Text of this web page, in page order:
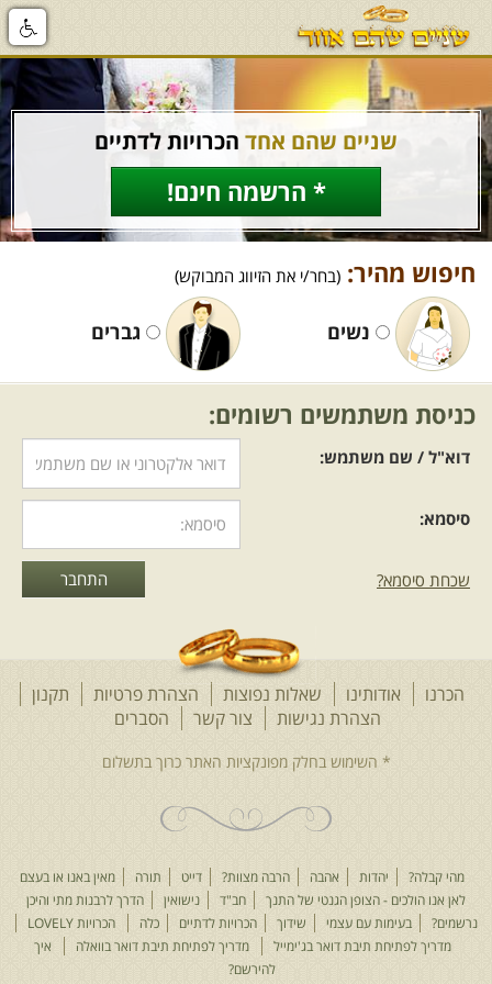
שניים שהם אחד הכרויות לדתיים
* הרשמה חינם!
חיפוש מהיר: (בחר/י את הזיווג המבוקש)
נשים גברים
כניסת משתמשים רשומים:
דוא"ל / שם משתמש:
סיסמא:
שכחת סיסמא?
הכרנו אודותינו שאלות נפוצות הצהרת פרטיות
תקנון
הצהרת נגישות
צור קשר הסברים
מהי קבלה? יהדות אהבה הרבה מצוות? דייט תורה
מאין באנו או בעצם
לאן אנו הולכים - הצופן הגנטי של התנך
חב"ד נישואין
הדרך לרבנות מתי והיכן
נרשמים?
בעימות עם עצמי שידוך הכרויות לדתיים כלה
הכרויות LOVELY
מדריך לפתיחת תיבת דואר בג'ימייל
מדריך לפתיחת תיבת דואר בוואלה
איך
להירשם?